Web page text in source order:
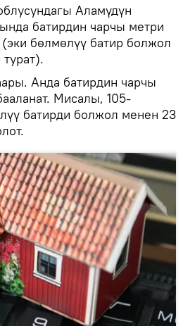
Аламүдүн
батирдин чарчы метри
бөлмөлүү батир болжол
Анда батирдин чарчы
Мисалы, 105-
батирди болжол менен 23